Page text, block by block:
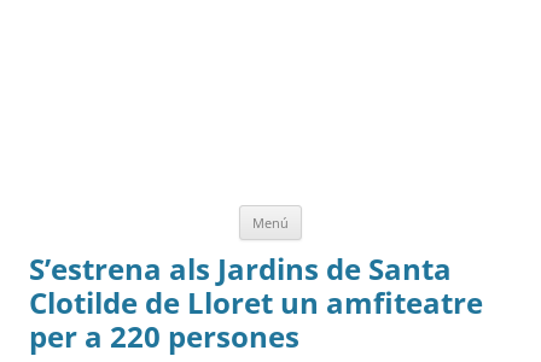
Menú
S’estrena als Jardins de Santa
Clotilde de Lloret un amfiteatre
per a 220 persones